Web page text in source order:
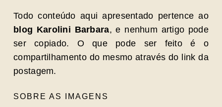
Todo conteúdo aqui apresentado pertence ao
blog Karolini Barbara, e nenhum artigo pode
ser copiado. O que pode ser feito é o
compartilhamento do mesmo através do link da
postagem.
SOBRE AS IMAGENS